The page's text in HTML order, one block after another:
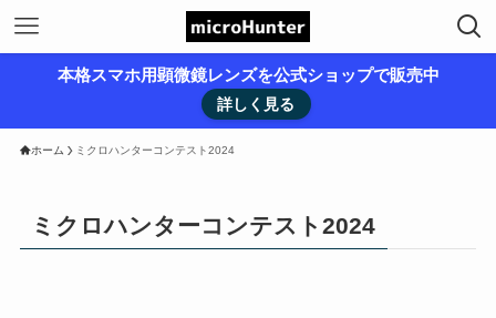
本格スマホ用顕微鏡レンズを公式ショップで販売中
詳しく見る
ホーム ミクロハンターコンテスト2024
ミクロハンターコンテスト2024